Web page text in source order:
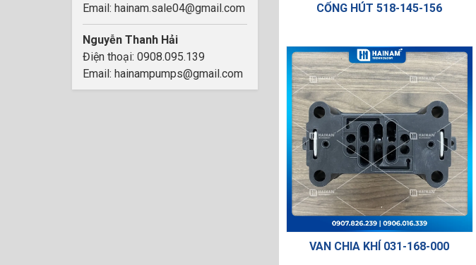
Email: hainam.sale04@gmail.com
Nguyễn Thanh Hải
Điện thoại: 0908.095.139
Email: hainampumps@gmail.com
CỔNG HÚT 518-145-156
VAN CHIA KHÍ 031-168-000